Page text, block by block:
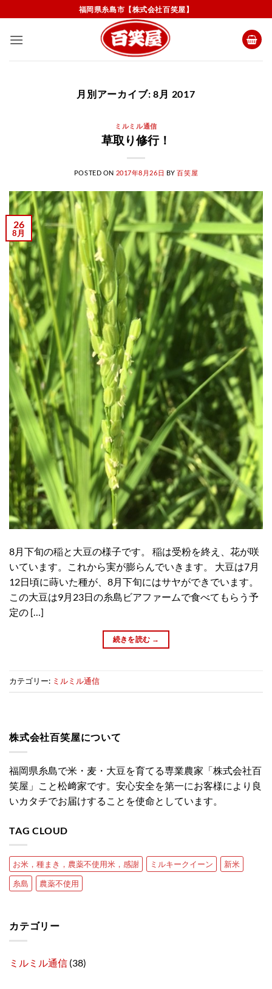
to
content
福岡県糸島市【株式会社百笑屋】
月別アーカイブ:8月 2017
ミルミル通信
草取り修行！
POSTED ON 2017年8月26日 BY百笑屋
26
8月
8月下旬の稲と大豆の様子です。 稲は受粉を終え、花が咲
いています。これから実が膨らんでいきます。 大豆は7月
12日頃に蒔いた種が、8月下旬にはサヤができでいます。
この大豆は9月23日の糸島ビアファームで食べてもらう予
定の […]
続きを読む →
カテゴリー: ミルミル通信
株式会社百笑屋について
福岡県糸島で米・麦・大豆を育てる専業農家「株式会社百
笑屋」こと松﨑家です。安心安全を第一にお客様により良
いカタチでお届けすることを使命としています。
TAG CLOUD
お米，種まき，農薬不使用米，感謝 ミルキークイーン
新米
糸島
農薬不使用
カテゴリー
ミルミル通信 (38)